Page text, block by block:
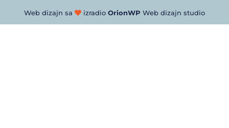
Web dizajn sa izradio OrionWP Web dizajn studio